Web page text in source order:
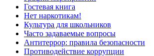
Гостевая книга
Нет наркотикам!
Культура для школьников
Часто задаваемые вопросы
Антитеррор: правила безопасности
Противодействие коррупции